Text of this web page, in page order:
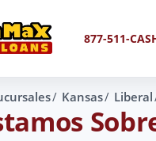
877-511-
Kansas Liberal